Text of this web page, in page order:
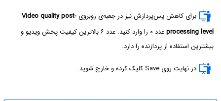
برای کاهش پس‌پردازش نیز در جعبه‌ی روبروی Video quality post-
processing level
عدد ۰ را وارد کنید. عدد ۶ بالاترین کیفیت پخش ویدیو و
بیشترین استفاده از پردازنده را دارد.
در نهایت روی Save کلیک کرده و خارج شوید.